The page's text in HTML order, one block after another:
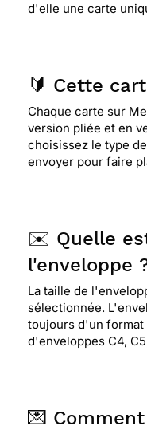
d'elle une carte
🔰 Cette
Chaque carte sur
version pliée et en
choisissez le type
envoyer pour faire
✉️ Quelle
l'enveloppe
La taille de
sélectionnée.
toujours d'un format
d'enveloppes C4,
💌